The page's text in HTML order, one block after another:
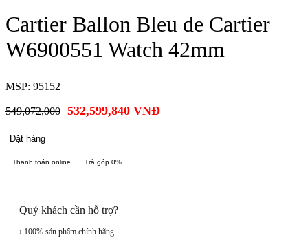
Cartier Ballon Bleu de Cartier
W6900551 Watch 42mm
MSP: 95152
549,072,000 532,599,840 VNĐ
Đặt hàng
Thanh toán online Trả góp 0%
Quý khách cần hỗ trợ?
› 100% sản phẩm chính hãng.